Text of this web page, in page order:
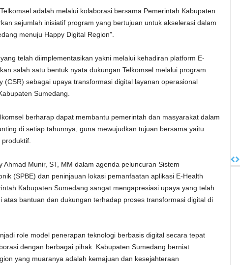
adalah melalui kolaborasi bersama Pemerintah Kabupaten
sejumlah inisiatif program yang bertujuan untuk akselerasi dalam
menuju Happy Digital Region”.
telah diimplementasikan yakni melalui kehadiran platform E-
salah satu bentuk nyata dukungan Telkomsel melalui program
(CSR) sebagai upaya transformasi digital layanan operasional
Sumedang.
berharap dapat membantu pemerintah dan masyarakat dalam
di setiap tahunnya, guna mewujudkan tujuan bersama yaitu
Ahmad Munir, ST, MM dalam agenda peluncuran Sistem
(SPBE) dan peninjauan lokasi pemanfaatan aplikasi E-Health
Kabupaten Sumedang sangat mengapresiasi upaya yang telah
atas bantuan dan dukungan terhadap proses transformasi digital di
role model penerapan teknologi berbasis digital secara tepat
dengan berbagai pihak. Kabupaten Sumedang berniat
yang muaranya adalah kemajuan dan kesejahteraan